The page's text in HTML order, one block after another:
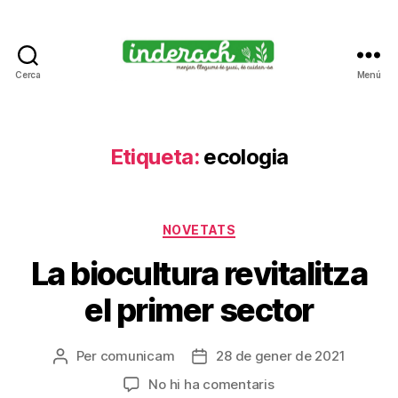
Cerca
pels
llegums
Menú
Etiqueta: ecologia
Categories
NOVETATS
La biocultura revitalitza
el primer sector
Autor
Per comunicam
Data28 de gener de 2021
No hi ha comentarisa